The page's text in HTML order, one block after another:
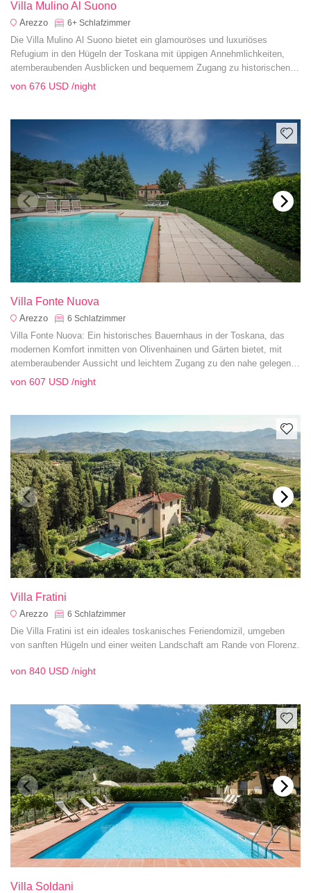
Villa Mulino Al Suono
Arezzo 6+ Schlafzimmer
Die Villa Mulino Al Suono bietet ein glamouröses und luxuriöses
Refugium in den Hügeln der Toskana mit üppigen Annehmlichkeiten,
atemberaubenden Ausblicken und bequemem Zugang zu historischen
Städten.
von 676 USD /night
Villa Fonte Nuova
Arezzo 6 Schlafzimmer
Villa Fonte Nuova: Ein historisches Bauernhaus in der Toskana, das
modernen Komfort inmitten von Olivenhainen und Gärten bietet, mit
atemberaubender Aussicht und leichtem Zugang zu den nahe gelegenen
Kulturschätzen.
von 607 USD /night
Villa Fratini
Arezzo 6 Schlafzimmer
Die Villa Fratini ist ein ideales toskanisches Feriendomizil, umgeben
von sanften Hügeln und einer weiten Landschaft am Rande von Florenz.
von 840 USD /night
Villa Soldani